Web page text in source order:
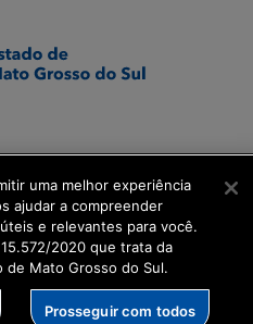
uma melhor experiência
ajudar a compreender
e relevantes para você.
2020 que trata da
de Mato Grosso do Sul.
Prosseguir com todos